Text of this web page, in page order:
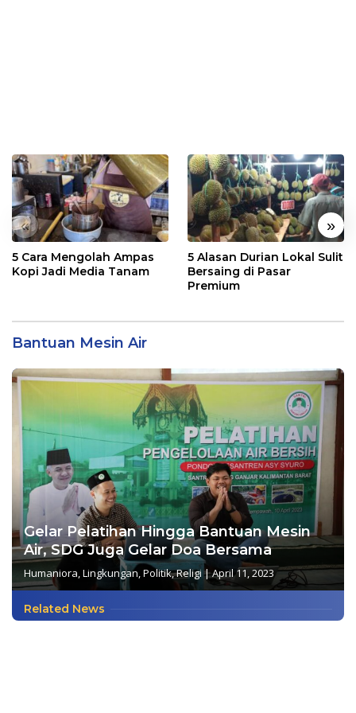
« »
5 Cara Mengolah Ampas
Kopi Jadi Media Tanam
5 Alasan Durian Lokal Sulit
Bersaing di Pasar
Premium
Bantuan Mesin Air
Gelar Pelatihan Hingga Bantuan Mesin
Air, SDG Juga Gelar Doa Bersama
Humaniora,Lingkungan,Politik,Religi |April 11, 2023
Related News